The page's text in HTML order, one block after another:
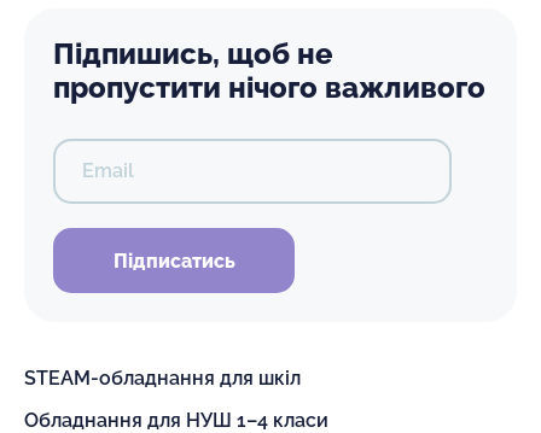
Підпишись, щоб не
пропустити нічого важливого
Email
Підписатись
STEAM-обладнання для шкіл
Обладнання для НУШ 1–4 класи